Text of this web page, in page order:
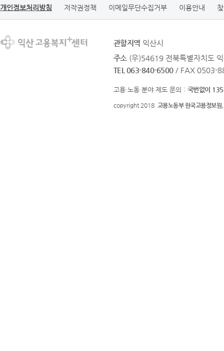
개인정보처리방침 저작권정책 이메일무단수집거부 이용안내
관할지역 익산시
주소 (우)54619 전북특별자치도
TEL 063-840-6500 / FAX 0503-
고용·노동 분야 제도 문의 : 국번없이
copyright 2018 고용노동부 한국고용정보원.